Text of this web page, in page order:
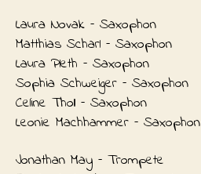
Laura Novak – Saxophon
Matthias Scharl – Saxophon
Laura Pleth – Saxophon
Sophia Schweiger – Saxophon
Celine Tholl – Saxophon
Leonie Machhammer – Saxophon
Jonathan May – Trompete